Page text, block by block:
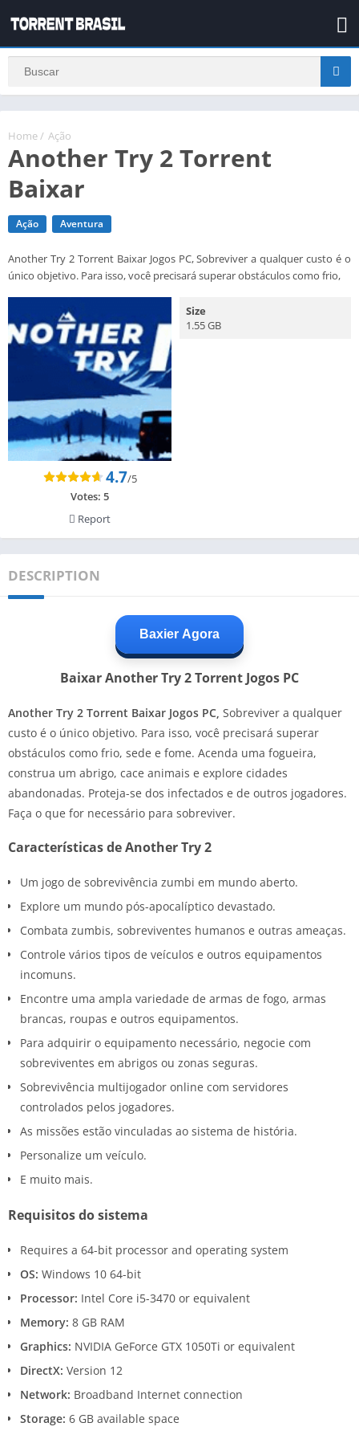
Home / Ação
Another Try 2 Torrent
Baixar
Ação Aventura
Another Try 2 Torrent Baixar Jogos PC, Sobreviver a qualquer custo é o
único objetivo. Para isso, você precisará superar obstáculos como frio,
4.7/5
Votes: 5
Report
Size
1.55 GB
DESCRIPTION
Baxier Agora
Baixar Another Try 2 Torrent Jogos PC
Another Try 2 Torrent Baixar Jogos PC, Sobreviver a qualquer
custo é o único objetivo. Para isso, você precisará superar
obstáculos como frio, sede e fome. Acenda uma fogueira,
construa um abrigo, cace animais e explore cidades
abandonadas. Proteja-se dos infectados e de outros jogadores.
Faça o que for necessário para sobreviver.
Características de Another Try 2
Um jogo de sobrevivência zumbi em mundo aberto.
Explore um mundo pós-apocalíptico devastado.
Combata zumbis, sobreviventes humanos e outras ameaças.
Controle vários tipos de veículos e outros equipamentos
incomuns.
Encontre uma ampla variedade de armas de fogo, armas
brancas, roupas e outros equipamentos.
Para adquirir o equipamento necessário, negocie com
sobreviventes em abrigos ou zonas seguras.
Sobrevivência multijogador online com servidores
controlados pelos jogadores.
As missões estão vinculadas ao sistema de história.
Personalize um veículo.
E muito mais.
Requisitos do sistema
Requires a 64-bit processor and operating system
OS: Windows 10 64-bit
Processor: Intel Core i5-3470 or equivalent
Memory: 8 GB RAM
Graphics: NVIDIA GeForce GTX 1050Ti or equivalent
DirectX: Version 12
Network: Broadband Internet connection
Storage: 6 GB available space